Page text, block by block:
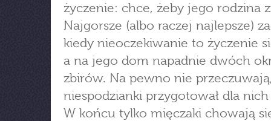
życzenie: chce, żeby jego rodzina
Najgorsze (albo raczej najlepsze)
kiedy nieoczekiwanie to życzenie
a na jego dom napadnie dwóch
zbirów. Na pewno nie
niespodzianki przygotował dla
W końcu tylko mięczaki chowają